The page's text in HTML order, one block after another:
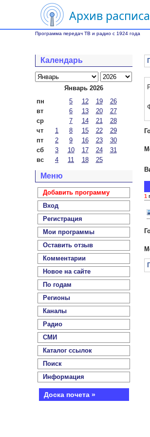
Архив
Программа передач ТВ и радио с 1924 года
Календарь
Январь 2026
пн
5 12 19
26
вт
6 13 20
27
ср
7 14 21
28
чт
1 8 15 22
29
пт
2 9 16 23
30
сб
3 10 17 24
31
вс
4 11 18 25
Меню
Добавить программу
Вход
Регистрация
Мои программы
Оставить отзыв
Комментарии
Новое на сайте
По годам
Регионы
Каналы
Радио
СМИ
Каталог ссылок
Поиск
Информация
Доска почета »
1